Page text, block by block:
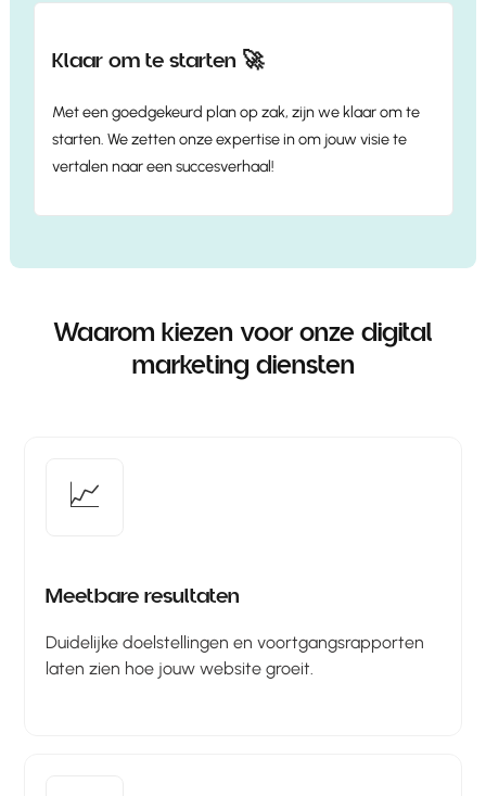
Klaar om te starten 🚀
Met een goedgekeurd plan op zak, zijn we klaar om te
starten. We zetten onze expertise in om jouw visie te
vertalen naar een succesverhaal!
Waarom kiezen voor onze digital
marketing diensten
📈
Meetbare resultaten
Duidelijke doelstellingen en voortgangsrapporten
laten zien hoe jouw website groeit.